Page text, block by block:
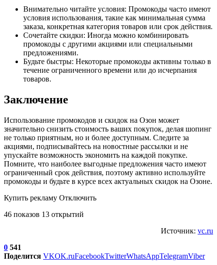
Внимательно читайте условия: Промокоды часто имеют
условия использования, такие как минимальная сумма
заказа, конкретная категория товаров или срок действия.
Сочетайте скидки: Иногда можно комбинировать
промокоды с другими акциями или специальными
предложениями.
Будьте быстры: Некоторые промокоды активны только в
течение ограниченного времени или до исчерпания
товаров.
Заключение
Использование промокодов и скидок на Озон может
значительно снизить стоимость ваших покупок, делая шопинг
не только приятным, но и более доступным. Следите за
акциями, подписывайтесь на новостные рассылки и не
упускайте возможность экономить на каждой покупке.
Помните, что наиболее выгодные предложения часто имеют
ограниченный срок действия, поэтому активно используйте
промокоды и будьте в курсе всех актуальных скидок на Озоне.
Купить рекламу Отключить
46 показов 13 открытий
Источник: vc.ru
0 541
Поделится VKOK.ruFacebookTwitterWhatsAppTelegramViber